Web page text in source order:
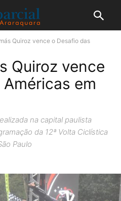
Quiroz vence o Desafio das
Quiroz vence
em
na capital paulista
da 12ª Volta Ciclística
Paulo